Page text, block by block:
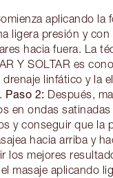
aplicando la
ligera presión y
hacia fuera. La
Y SOLTAR es
drenaje linfático y la
Paso 2: Después,
en ondas
y conseguir que la
hacia arriba y
los mejores
masaje aplicando